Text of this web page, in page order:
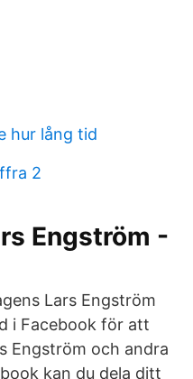
hur lång tid
2
Engström -
Lars Engström
i Facebook för att
Engström och andra
kan du dela ditt